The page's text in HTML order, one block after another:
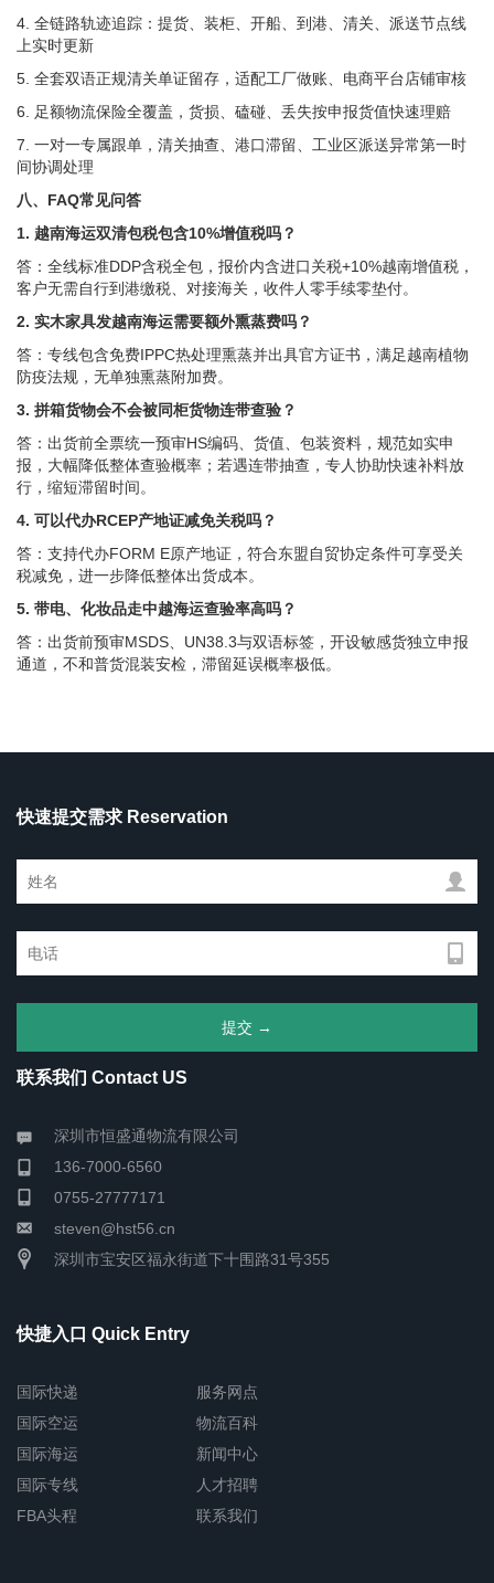
4. 全链路轨迹追踪：提货、装柜、开船、到港、清关、派送节点线
上实时更新
5. 全套双语正规清关单证留存，适配工厂做账、电商平台店铺审核
6. 足额物流保险全覆盖，货损、磕碰、丢失按申报货值快速理赔
7. 一对一专属跟单，清关抽查、港口滞留、工业区派送异常第一时
间协调处理
八、FAQ常见问答
1. 越南海运双清包税包含10%增值税吗？
答：全线标准DDP含税全包，报价内含进口关税+10%越南增值税，
客户无需自行到港缴税、对接海关，收件人零手续零垫付。
2. 实木家具发越南海运需要额外熏蒸费吗？
答：专线包含免费IPPC热处理熏蒸并出具官方证书，满足越南植物
防疫法规，无单独熏蒸附加费。
3. 拼箱货物会不会被同柜货物连带查验？
答：出货前全票统一预审HS编码、货值、包装资料，规范如实申
报，大幅降低整体查验概率；若遇连带抽查，专人协助快速补料放
行，缩短滞留时间。
4. 可以代办RCEP产地证减免关税吗？
答：支持代办FORM E原产地证，符合东盟自贸协定条件可享受关
税减免，进一步降低整体出货成本。
5. 带电、化妆品走中越海运查验率高吗？
答：出货前预审MSDS、UN38.3与双语标签，开设敏感货独立申报
通道，不和普货混装安检，滞留延误概率极低。
快速提交需求 Reservation
联系我们 Contact US
深圳市恒盛通物流有限公司
136-7000-6560
0755-27777171
steven@hst56.cn
深圳市宝安区福永街道下十围路31号355
快捷入口 Quick Entry
国际快递
国际空运
国际海运
国际专线
FBA头程
服务网点
物流百科
新闻中心
人才招聘
联系我们